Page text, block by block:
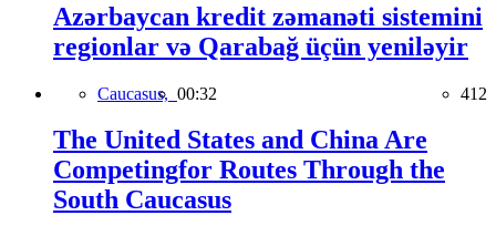
Azərbaycan kredit zəmanəti sistemini
regionlar və Qarabağ üçün yeniləyir
Caucasus, 00:32 412
The United States and China Are
Competingfor Routes Through the
South Caucasus